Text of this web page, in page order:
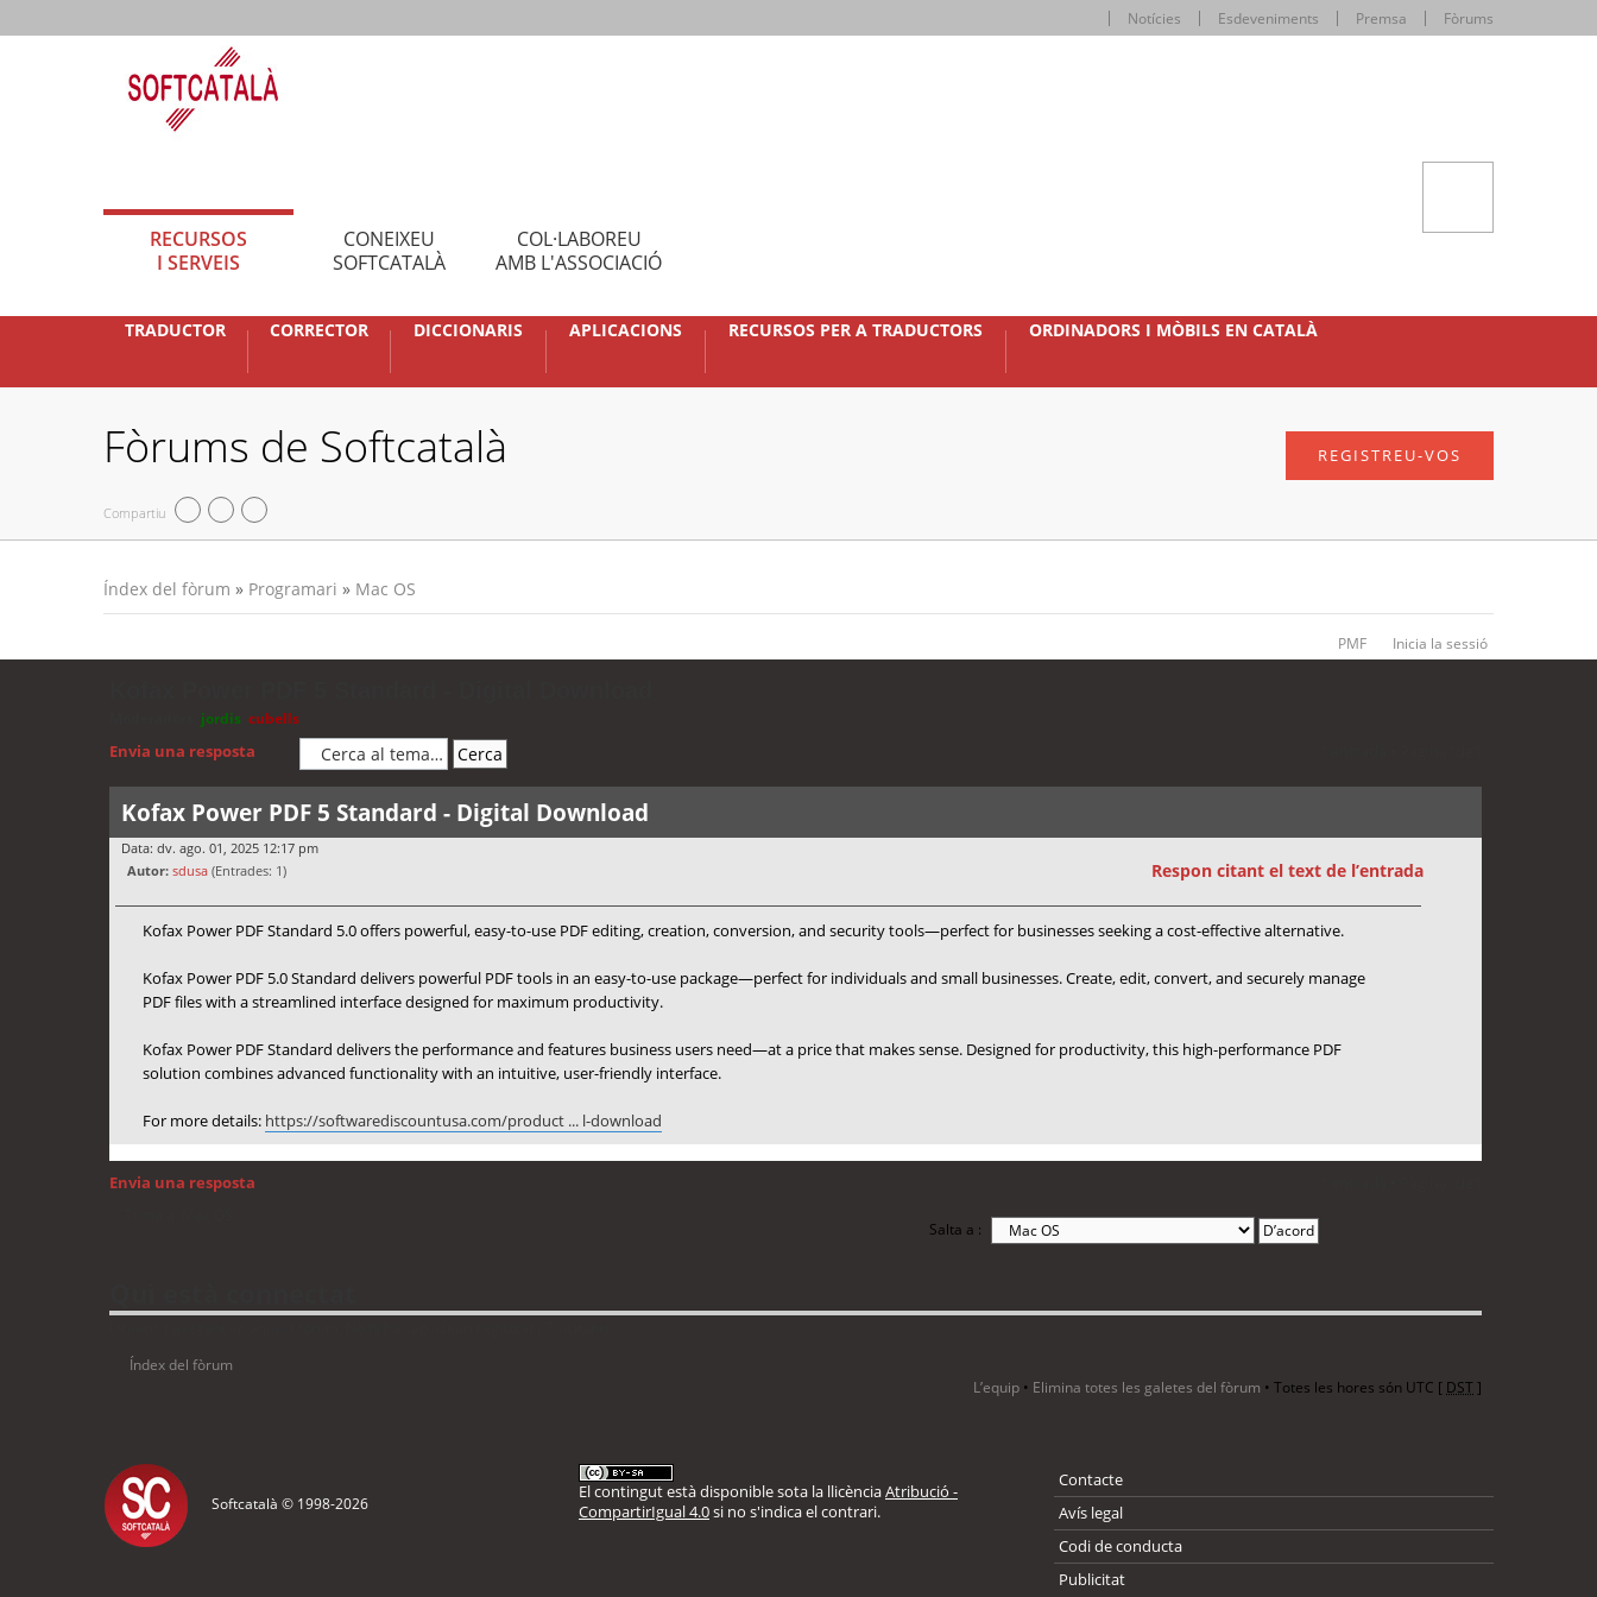
Notícies Esdeveniments Premsa Fòrums
RECURSOS
I SERVEIS
CONEIXEU
SOFTCATALÀ
COL·LABOREU
AMB L'ASSOCIACIÓ
TRADUCTOR CORRECTOR DICCIONARIS APLICACIONS RECURSOS PER A TRADUCTORS ORDINADORS I MÒBILS EN CATALÀ
Fòrums de Softcatalà
Compartiu
REGISTREU-VOS
Índex del fòrum » Programari » Mac OS
PMF Inicia la sessió
jordis cubells
Envia una resposta
Kofax Power PDF 5 Standard - Digital Download
Data: dv. ago. 01, 2025 12:17 pm
Autor: sdusa (Entrades: 1) Respon citant el text de l’entrada
Kofax Power PDF Standard 5.0 offers powerful, easy-to-use PDF editing, creation, conversion, and security tools—perfect for businesses seeking a cost-effective alternative.
Kofax Power PDF 5.0 Standard delivers powerful PDF tools in an easy-to-use package—perfect for individuals and small businesses. Create, edit, convert, and securely manage
PDF files with a streamlined interface designed for maximum productivity.
Kofax Power PDF Standard delivers the performance and features business users need—at a price that makes sense. Designed for productivity, this high-performance PDF
solution combines advanced functionality with an intuitive, user-friendly interface.
For more details: https://softwarediscountusa.com/product ... l-download
Envia una resposta
Salta a :
Índex del fòrum
L’equip • Elimina totes les galetes del fòrum • Totes les hores són UTC [ DST]
Softcatalà © 1998-2026
El contingut està disponible sota la llicènciaAtribució -
CompartirIgual 4.0si no s'indica el contrari.
Contacte
Avís legal
Codi de conducta
Publicitat